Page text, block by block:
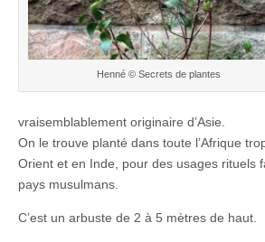
Henné © Secrets de plantes
vraisemblablement originaire d’Asie.
On le trouve planté dans toute l’Afrique
Orient et en Inde, pour des usages rituels
pays musulmans.
C’est un arbuste de 2 à 5 mètres de haut.